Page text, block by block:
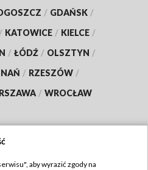
/ GDAŃSK /
/ KATOWICE / KIELCE /
/ ŁÓDŹ / OLSZTYN /
/ RZESZÓW /
/ WROCŁAW
aby wyrazić zgody na